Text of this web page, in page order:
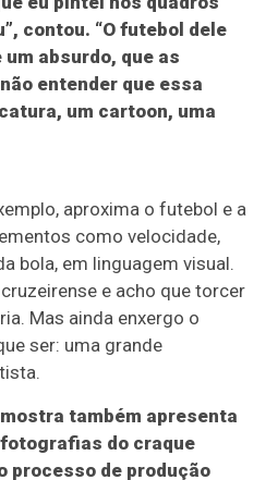
contou. “O futebol dele
absurdo, que as
entender que essa
um cartoon, uma
aproxima o futebol e a
como velocidade,
bola, em linguagem visual.
e acho que torcer
Mas ainda enxergo o
ser: uma grande
também apresenta
do craque
processo de produção